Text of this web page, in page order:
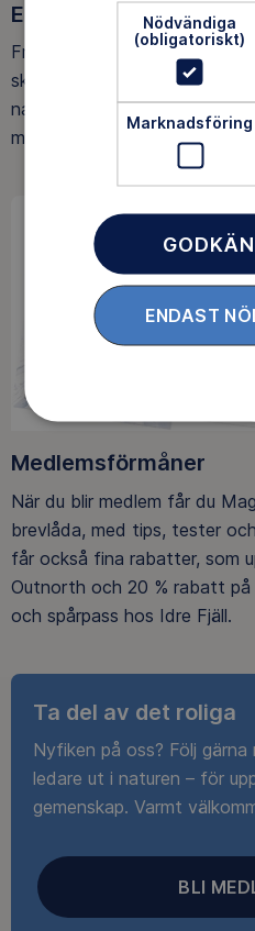
Ett friluftsliv för alla
Friluftsfrämjandet arbetar för
ska upptäcka den
naturen ger. Som medlem
med att skydda
Medlemsförmåner
När du blir medlem får du
brevlåda, med tips, tester
får också fina rabatter, som
Outnorth och 20 % rabatt
och spårpass hos Idre Fjäll.
Ta del av det roliga
Nyfiken på oss? Följ
ledare ut i naturen – för
gemenskap. Varmt
BLI
Nödvändiga
(obligatoriskt)
Marknadsföring
ENDAST